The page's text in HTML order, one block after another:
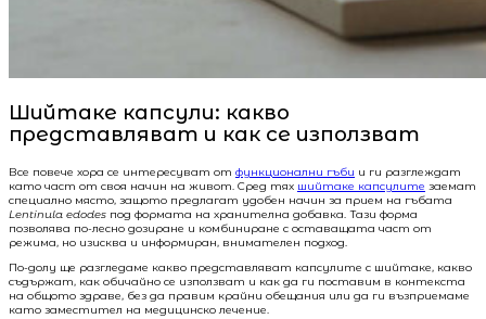
Шийтаке капсули: какво
представляват и как се използват
Все повече хора се интересуват от функционални гъби и ги разглеждат
като част от своя начин на живот. Сред тях шийтаке капсулите заемат
специално място, защото предлагат удобен начин за прием на гъбата
Lentinula edodes под формата на хранителна добавка. Тази форма
позволява по-лесно дозиране и комбиниране с оставащата част от
режима, но изисква и информиран, внимателен подход.
По-долу ще разгледаме какво представляват капсулите с шийтаке, какво
съдържат, как обичайно се използват и как да ги поставим в контекста
на общото здраве, без да правим крайни обещания или да ги възприемаме
като заместител на медицинско лечение.